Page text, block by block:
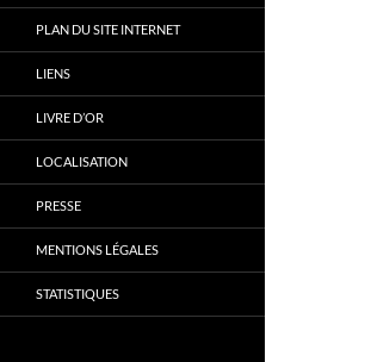
PLAN DU SITE INTERNET
LIENS
LIVRE D’OR
LOCALISATION
PRESSE
MENTIONS LÉGALES
STATISTIQUES